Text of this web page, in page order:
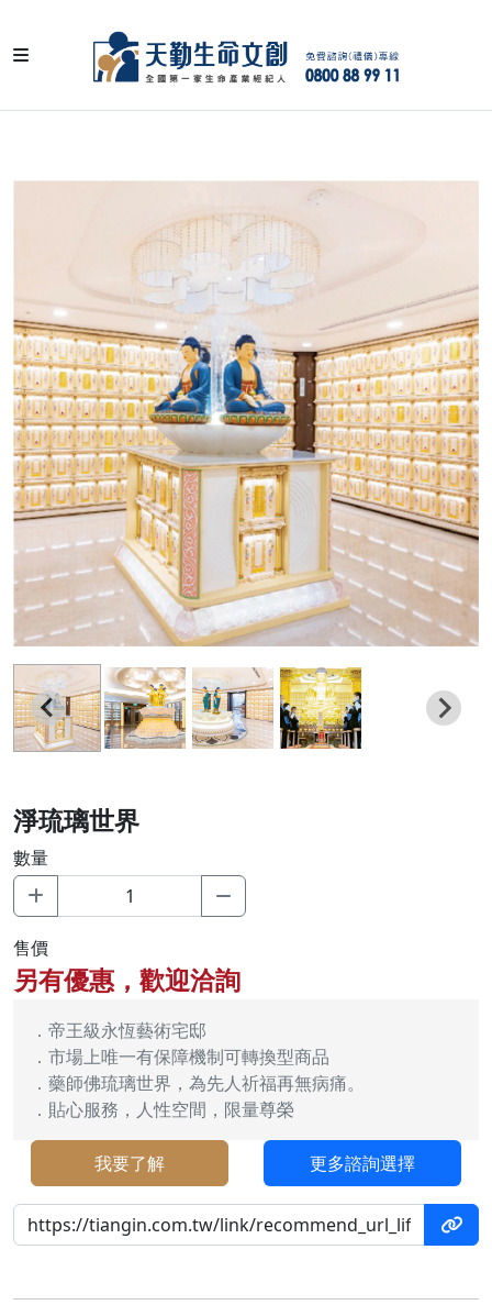
淨琉璃世界
數量
售價
另有優惠，歡迎洽詢
．帝王級永恆藝術宅邸
．市場上唯一有保障機制可轉換型商品
．藥師佛琉璃世界，為先人祈福再無病痛。
．貼心服務，人性空間，限量尊榮
我要了解 更多諮詢選擇